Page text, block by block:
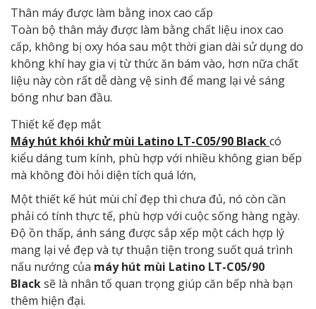
Thân máy được làm bằng inox cao cấp
Toàn bộ thân máy được làm bằng chất liệu inox cao
cấp, không bị oxy hóa sau một thời gian dài sử dụng do
không khí hay gia vị từ thức ăn bám vào, hơn nữa chất
liệu này còn rất dễ dàng vệ sinh để mang lại vẻ sáng
bóng như ban đầu.
Thiết kế đẹp mắt
Máy hút khói khử mùi Latino LT-C05/90 Blackcó
kiểu dáng tum kính, phù hợp với nhiều không gian bếp
mà không đòi hỏi diện tích quá lớn,
Một thiết kế hút mùi chỉ đẹp thì chưa đủ, nó còn cần
phải có tính thực tế, phù hợp với cuộc sống hàng ngày.
Độ ồn thấp, ánh sáng được sắp xếp một cách hợp lý
mang lại vẻ đẹp và tự thuận tiện trong suốt quá trình
nấu nướng của máy hút mùi Latino LT-C05/90
Blacksẽ là nhân tố quan trọng giúp căn bếp nhà bạn
thêm hiện đại.